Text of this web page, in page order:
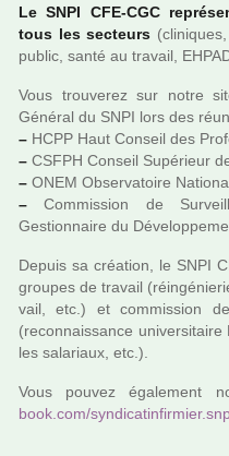
Le SNPI CFE-CGC
tous les sec­teurs
public, santé au tra­vail,
Vous trou­ve­rez sur notre
Général du SNPI lors des
– HCPP Haut Conseil des
– CSFPH Conseil Supérieur
– ONEM Observatoire
– Commission de
Gestionnaire du
Depuis sa créa­tion, le SNPI
grou­pes de tra­vail
vail, etc.) et com­mis­sion
(reconnais­sance
les sala­riaux, etc.).
Vous pouvez également
book.com/